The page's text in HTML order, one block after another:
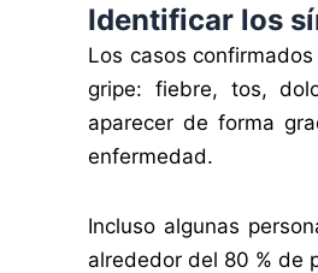
Identificar los
Los casos
gripe: fiebre, tos,
aparecer de forma
enfermedad.
Incluso algunas
alrededor del 80 % de